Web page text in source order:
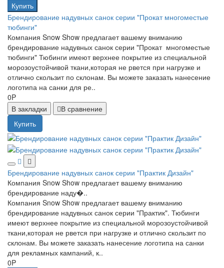
Купить
Брендирование надувных санок серии "Прокат многоместые
тюбинги"
Компания Snow Show предлагает вашему вниманию
брендирование надувных санок серии "Прокат многоместые
тюбинги" Тюбинги имеют верхнее покрытие из специальной
морозоустойчивой ткани,которая не рвется при нагрузке и
отлично скользит по склонам. Вы можете заказать нанесение
логотипа на санки для ре..
0P
В закладки
В сравнение
Купить
Брендирование надувных санок серии "Практик Дизайн"
Компания Snow Show предлагает вашему вниманию
брендирование наду�..
Компания Snow Show предлагает вашему вниманию
брендирование надувных санок серии "Практик". Тюбинги
имеют верхнее покрытие из специальной морозоустойчивой
ткани,которая не рвется при нагрузке и отлично скользит по
склонам. Вы можете заказать нанесение логотипа на санки
для рекламных кампаний, к..
0P